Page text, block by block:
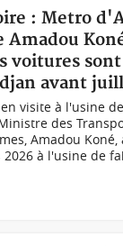
: Metro
Amadou
voitures sont
avant
visite à l'usine
des
Amadou Koné,
à l'usine de